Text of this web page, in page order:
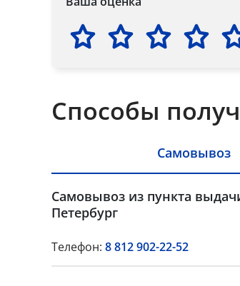
Способы
Самовывоз
Самовывоз из пункта
Петербург
Телефон: 8 812 902-22-52